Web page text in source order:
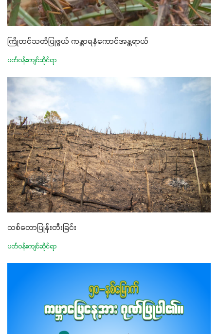
ကြိုတင်သတိပြုဖွယ် ကန္တာရနှံကောင်အန္တရာယ်
ပတ်ဝန်းကျင်ဆိုင်ရာ
သစ်တောပြုန်းတီးခြင်း
ပတ်ဝန်းကျင်ဆိုင်ရာ